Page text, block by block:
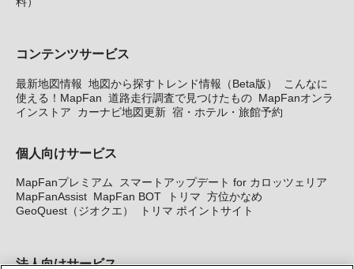
コンテンツサービス
最新地図情報 地図から探すトレンド情報（Beta版）
こんなに
使える！MapFan 道路走行調査で見つけたもの MapFanオンラ
インストア
カーナビ地図更新 宿・ホテル・旅館予約
個人向けサービス
MapFanプレミアム
スマートアップデート for カロッツェリア
MapFanAssist MapFan BOT トリマ 方位かなめ
GeoQuest（ジオクエ）
トリマ ポイントサイト
法人向けサービス